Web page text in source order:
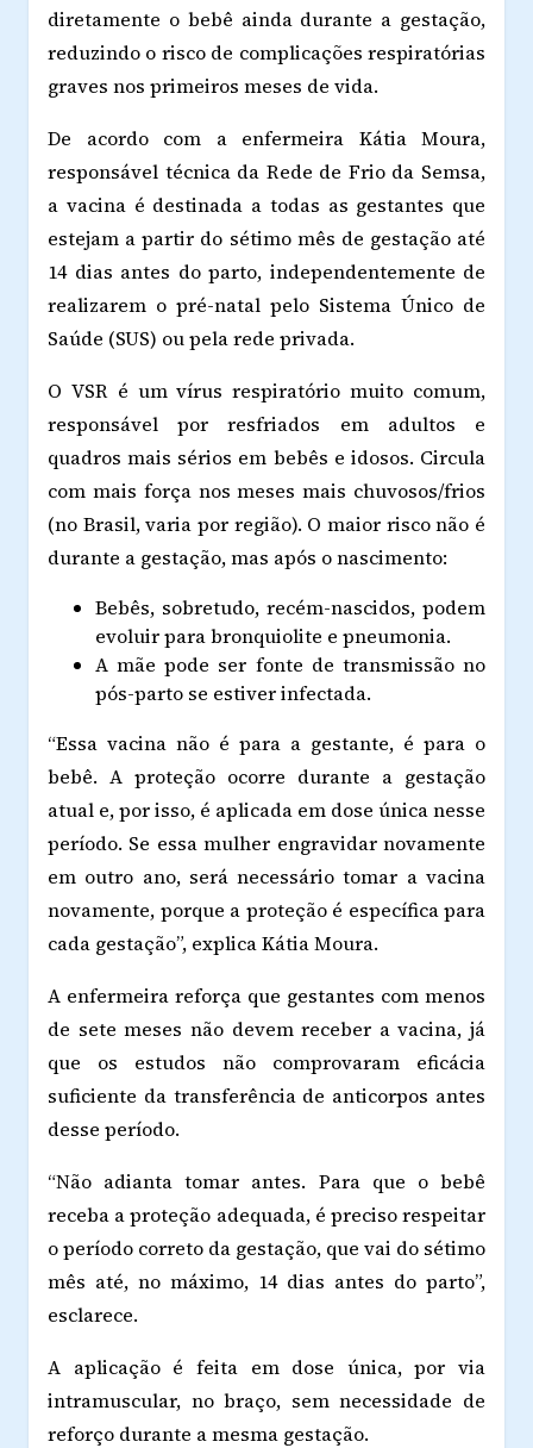
diretamente o bebê ainda durante a gestação,
reduzindo o risco de complicações respiratórias
graves nos primeiros meses de vida.
De acordo com a enfermeira Kátia Moura,
responsável técnica da Rede de Frio da Semsa,
a vacina é destinada a todas as gestantes que
estejam a partir do sétimo mês de gestação até
14 dias antes do parto, independentemente de
realizarem o pré-natal pelo Sistema Único de
Saúde (SUS) ou pela rede privada.
O VSR é um vírus respiratório muito comum,
responsável por resfriados em adultos e
quadros mais sérios em bebês e idosos. Circula
com mais força nos meses mais chuvosos/frios
(no Brasil, varia por região). O maior risco não é
durante a gestação, mas após o nascimento:
Bebês, sobretudo, recém-nascidos, podem
evoluir para bronquiolite e pneumonia.
A mãe pode ser fonte de transmissão no
pós-parto se estiver infectada.
“Essa vacina não é para a gestante, é para o
bebê. A proteção ocorre durante a gestação
atual e, por isso, é aplicada em dose única nesse
período. Se essa mulher engravidar novamente
em outro ano, será necessário tomar a vacina
novamente, porque a proteção é específica para
cada gestação”, explica Kátia Moura.
A enfermeira reforça que gestantes com menos
de sete meses não devem receber a vacina, já
que os estudos não comprovaram eficácia
suficiente da transferência de anticorpos antes
desse período.
“Não adianta tomar antes. Para que o bebê
receba a proteção adequada, é preciso respeitar
o período correto da gestação, que vai do sétimo
mês até, no máximo, 14 dias antes do parto”,
esclarece.
A aplicação é feita em dose única, por via
intramuscular, no braço, sem necessidade de
reforço durante a mesma gestação.